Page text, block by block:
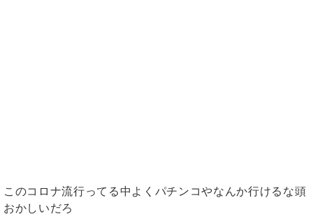
このコロナ流行ってる中よくパチンコやなんか行けるな頭
おかしいだろ